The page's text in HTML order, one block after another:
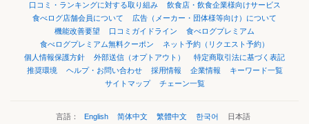
口コミ・ランキングに対する取り組み
飲食店・飲食企業様向けサービス
食べログ店舗会員について
広告（メーカー・団体様等向け）について
機能改善要望
口コミガイドライン
食べログプレミアム
食べログプレミアム無料クーポン
ネット予約（リクエスト予約）
個人情報保護方針
外部送信（オプトアウト）
特定商取引法に基づく表記
推奨環境
ヘルプ・お問い合わせ 採用情報 企業情報
キーワード一覧
サイトマップ
チェーン一覧
言語： English 简体中文 繁體中文 한국어 日本語